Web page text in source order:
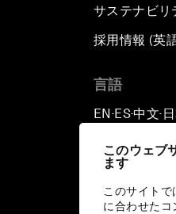
このウェブ
ます
このサイト
に合わせたコ
サステナビリ
採用情報 (英
言語
EN ▪ ES▪中文▪